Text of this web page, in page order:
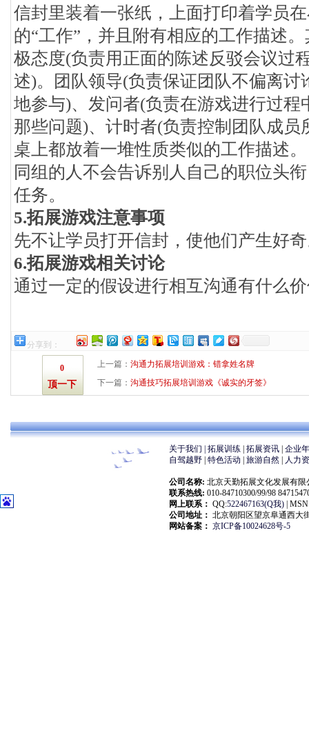
信封里装着一张纸，上面打印着学员
的“工作”，并且附有相应的工作描述
极态度(负责用正面的陈述反驳会议过
述)。团队领导(负责保证团队不偏离讨
地参与)、发问者(负责在游戏进行过程
那些问题)、计时者(负责控制团队成员
桌上都放着一堆性质类似的工作描述。
同组的人不会告诉别人自己的职位头
任务。
5.拓展游戏注意事项
先不让学员打开信封，使他们产生好
6.拓展游戏相关讨论
通过一定的假设进行相互沟通有什么
分享到：
0
顶一下
上一篇： 沟通力拓展培训游戏：错拿姓名牌
下一篇： 沟通技巧拓展培训游戏《诚实的牙签》
关于我们 | 拓展训练| 拓展资讯| 企业
自驾越野| 特色活动 旅游自然| 人力
公司名称: 北京天勤拓展文化发展有限
联系热线: 010-84710300/99/98
网上联系： QQ:522467163(Q我)|
公司地址： 北京朝阳区望京阜通西大
网站备案： 京ICP备10024628号-5